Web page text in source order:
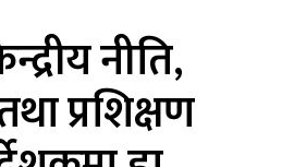
नीति,
प्रशिक्षण